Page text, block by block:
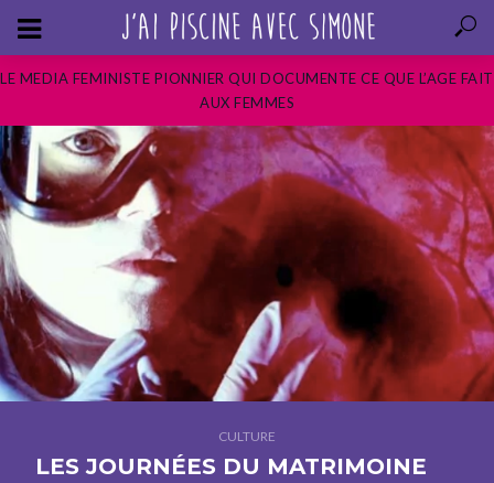
LE MEDIA FEMINISTE PIONNIER QUI DOCUMENTE CE QUE L’AGE FAIT
AUX FEMMES
CULTURE
LES JOURNÉES DU MATRIMOINE